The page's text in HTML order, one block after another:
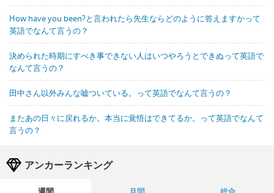
How have you been?と言われたら先生ならどのように答えますかって
英語でなんて言うの？
決められた時期にすべき事できない人はいつやろうとできぬって英語で
なんて言うの？
田中さん以外みんな嘘ついている。って英語でなんて言うの？
またあの日々に戻れるか。本当に覚悟はできてるか。って英語でなんて
言うの？
アンカーランキング